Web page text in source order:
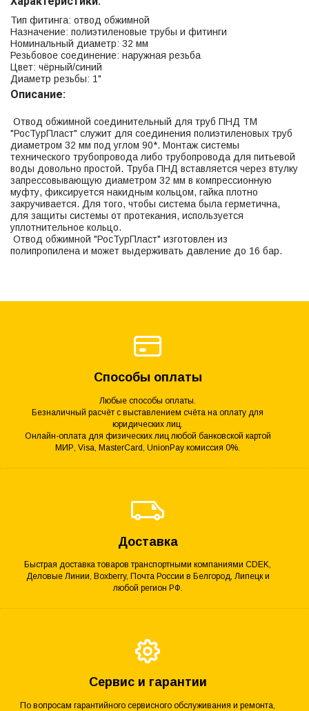
Тип фитинга: отвод обжимной
Назначение: полиэтиленовые трубы и фитинги
Номинальный диаметр: 32 мм
Резьбовое соединение: наружная резьба
Цвет: чёрный/синий
Диаметр резьбы: 1"
Описание:
Отвод обжимной соединительный для труб ПНД ТМ
"РосТурПласт" служит для соединения полиэтиленовых труб
диаметром 32 мм под углом 90*. Монтаж системы
технического трубопровода либо трубопровода для питьевой
воды довольно простой. Труба ПНД вставляется через втулку
запрессовывающую диаметром 32 мм в компрессионную
муфту, фиксируется накидным кольцом, гайка плотно
закручивается. Для того, чтобы система была герметична,
для защиты системы от протекания, используется
уплотнительное кольцо.
Отвод обжимной "РосТурПласт" изготовлен из
полипропилена и может выдерживать давление до 16 бар.
Способы оплаты
Любые способы оплаты.
Безналичный расчёт с выставлением счёта на оплату для
юридических лиц.
Онлайн-оплата для физических лиц любой банковской картой
МИР, Visa, MasterCard, UnionPay комиссия 0%.
Доставка
Быстрая доставка товаров транспортными компаниями CDEK,
Деловые Линии, Boxberry, Почта России в Белгород, Липецк и
любой регион РФ.
Сервис и гарантии
По вопросам гарантийного сервисного обслуживания и ремонта,